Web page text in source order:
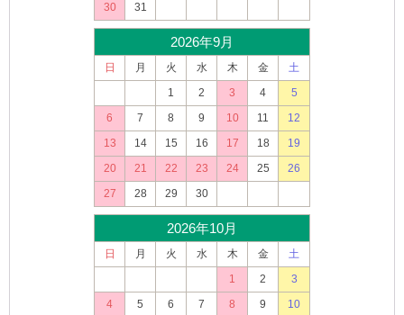
30
31
2026年9月
日 月 火 水 木 金
土
1
2 3 4
5
6
7 8 9 10 11
12
13
14 15 16 17 18
19
20
21 22 23 24 25
26
27
28 29 30
2026年10月
日 月 火 水 木 金
土
1
2
3
4
5 6 7 8 9
10